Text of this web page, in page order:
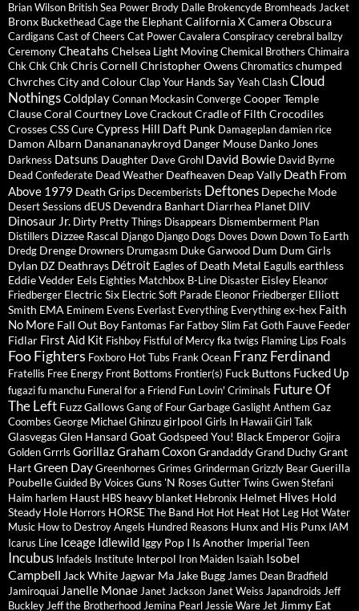
Brian Wilson British Sea Power Brody Dalle Brokencyde Bromheads Jacket
Bronx BucketheadCage the ElephantCalifornia XCamera Obscura
Cardigans Cast of Cheers Cat PowerCavalera Conspiracycerebral ballzy
CeremonyCheatahs Chelsea Light MovingChemical Brothers Chimaira
Chk Chk ChkChris Cornell Christopher OwensChromatics chumped
ChvrchesCity and ColourClap Your Hands Say YeahClashCloud
NothingsColdplayConnan MockasinConvergeCooper Temple
ClauseCoral Courtney LoveCrackoutCradle of Filth Crocodiles
CrossesCSSCureCypress Hill Daft Punk Damageplandamien rice
Damon Albarn Dananananaykroyd Danger Mouse Danko Jones
Darkness Datsuns Daughter Dave Grohl David Bowie David Byrne
Dead Confederate Dead Weather Deafheaven Deap Vally Death From
Above 1979 Death Grips Decemberists Deftones Depeche Mode
Desert Sessions dEUS Devendra Banhart Diarrhea Planet DIIV
Dinosaur Jr. Dirty Pretty Things Disappears Dismemberment Plan
Distillers Dizzee Rascal Django Django Dogs Doves Down Down To Earth
Dredg Drenge Drowners Drumgasm Duke Garwood Dum Dum Girls
Dylan DZ Deathrays Détroit Eagles of Death Metal Eagulls earthless
Eddie Vedder Eels Eighties Matchbox B-Line Disaster Eisley Eleanor
Friedberger Electric Six Electric Soft Parade Eleonor Friedberger Elliott
Smith EMA Eminem Evens Everlast Everything Everythingex-hex Faith
No More Fall Out Boy Fantomas Far Fatboy Slim Fat Goth Fauve Feeder
Fidlar First Aid Kit Fishboy Fistful of Mercyfka twigs Flaming Lips Foals
Foo Fighters Foxboro Hot Tubs Frank Ocean Franz Ferdinand
Fratellis Free Energy Front Bottoms Frontier(s) Fuck Buttons Fucked Up
fugazifu manchu Funeral for a Friend Fun Lovin' Criminals Future Of
The Left FuzzGallowsGang of FourGarbageGaslight Anthem Gaz
Coombes George MichaelGhinzugirlpool Girls In HawaiiGirl Talk
GlasvegasGlen Hansard Goat Godspeed You! Black EmperorGojira
Golden Grrrls GorillazGraham CoxonGrandaddyGrand DuchyGrant
HartGreen DayGreenhornes Grimes GrindermanGrizzly BearGuerilla
PoubelleGuided By Voices Guns 'N RosesGutter Twins Gwen Stefani
Haim harlem Haust HBS heavy blanket Hebronix Helmet Hives Hold
Steady Hole Horrors HORSE The Band Hot Hot Heat Hot Leg Hot Water
Music How to Destroy Angels Hundred Reasons Hunx and His Punx IAM
Icarus Line Iceage Idlewild Iggy Pop I Is Another Imperial Teen
Incubus Infadels Institute Interpol Iron Maiden Isaïah Isobel
Campbell Jack White Jagwar Ma Jake Bugg James Dean Bradfield
Jamiroquai Janelle Monae Janet Jackson Janet Weiss Japandroids Jeff
Buckley Jeff the Brotherhood Jemina Pearl Jessie Ware Jet Jimmy Eat